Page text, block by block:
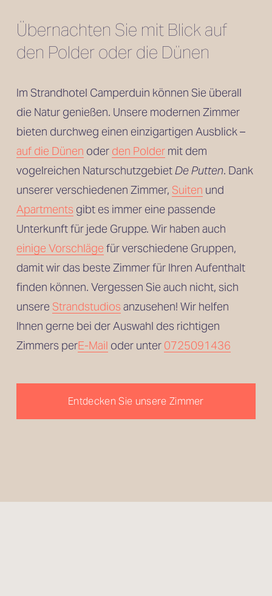
Übernachten Sie mit Blick auf
den Polder oder die Dünen
Im Strandhotel Camperduin können Sie überall
die Natur genießen. Unsere modernen Zimmer
bieten durchweg einen einzigartigen Ausblick –
auf die Dünen oder den Polder mit dem
vogelreichen Naturschutzgebiet De Putten. Dank
unserer verschiedenen Zimmer, Suiten und
Apartments gibt es immer eine passende
einige Vorschläge für verschiedene Gruppen,
damit wir das beste Zimmer für Ihren Aufenthalt
finden können. Vergessen Sie auch nicht, sich
unsere Strandstudios anzusehen! Wir helfen
Ihnen gerne bei der Auswahl des richtigen
Zimmers perE-Mail oder unter 0725091436
Entdecken Sie unsere Zimmer